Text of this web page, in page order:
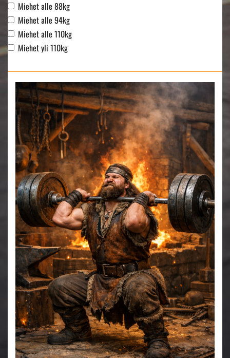
Miehet alle 88kg
Miehet alle 94kg
Miehet alle 110kg
Miehet yli 110kg